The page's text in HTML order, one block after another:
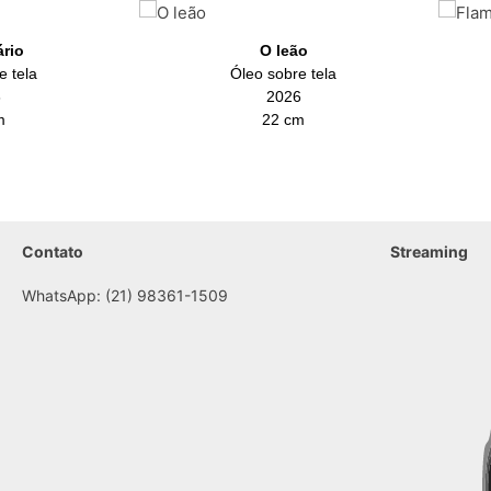
tela
O leão
Óleo sobre tela
2026
22 cm
Contato
WhatsApp: (21) 98361-1509
Streaming